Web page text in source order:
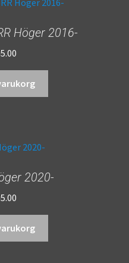
Höger 2016-
2020-